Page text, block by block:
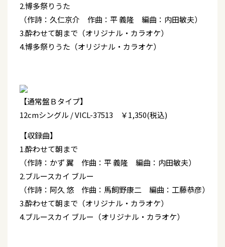
2.博多祭りうた
（作詩：久仁京介 作曲：平 義隆 編曲：内田敏夫）
3.酔わせて朝まで（オリジナル・カラオケ）
4.博多祭りうた（オリジナル・カラオケ）
【通常盤Ｂタイプ】
12cmシングル / VICL-37513 ￥1,350(税込)
【収録曲】
1.酔わせて朝まで
（作詩：かず 翼 作曲：平 義隆 編曲：内田敏夫）
2.ブルースカイ ブルー
（作詩：阿久 悠 作曲：馬飼野康二 編曲：工藤恭彦）
3.酔わせて朝まで（オリジナル・カラオケ）
4.ブルースカイ ブルー（オリジナル・カラオケ）